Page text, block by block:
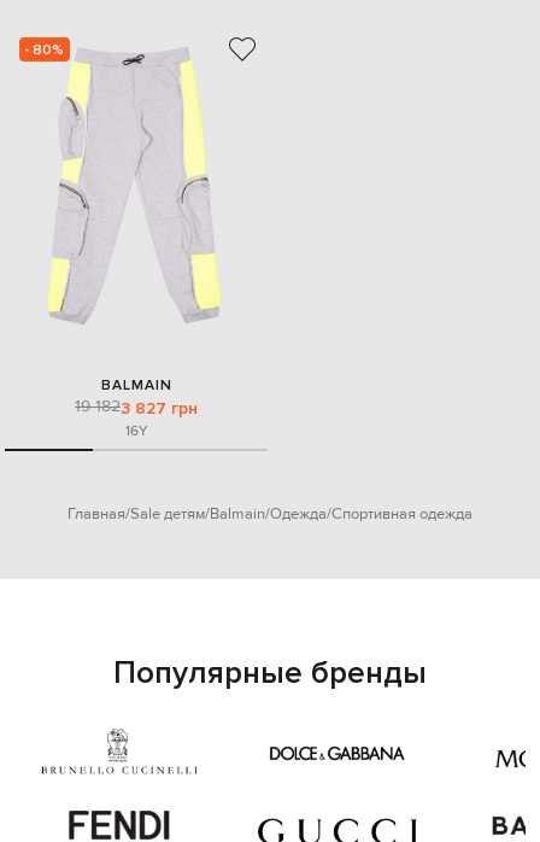
- 80%
BALMAIN
19 1823 827 грн
16Y
Главная Sale детям Balmain Одежда Спортивная одежда
Популярные бренды